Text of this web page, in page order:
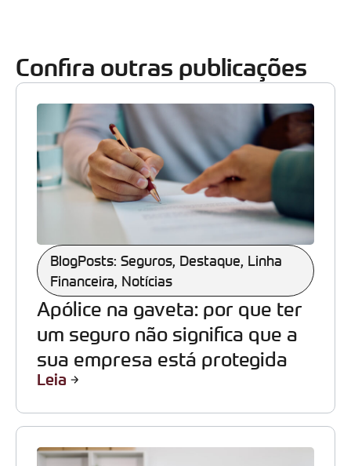
Confira outras publicações
BlogPosts: Seguros, Destaque, Linha
Financeira, Notícias
Apólice na gaveta: por que ter
um seguro não significa que a
sua empresa está protegida
Leia